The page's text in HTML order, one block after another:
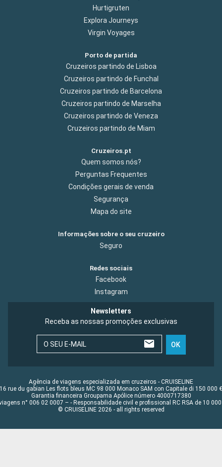
Hurtigruten
Explora Journeys
Virgin Voyages
Porto de partida
Cruzeiros partindo de Lisboa
Cruzeiros partindo de Funchal
Cruzeiros partindo de Barcelona
Cruzeiros partindo de Marselha
Cruzeiros partindo de Veneza
Cruzeiros partindo de Miam
Cruzeiros.pt
Quem somos nós?
Perguntas Frequentes
Condições gerais de venda
Segurança
Mapa do site
Informações sobre o seu cruzeiro
Seguro
Redes sociais
Facebook
Instagram
Newsletters
Receba as nossas promoções exclusivas
O SEU E-MAIL OK
Agência de viagens especializada em cruzeiros - CRUISELINE
16 rue du gabian Les flots bleus MC 98 000 Monaco SAM con Capitale di 150 000 €
Garantia financeira Groupama Apólice número 4000717380
n° 006 02 0007 – - Responsabilidade civil e profissional RC RSA de 10 000
© CRUISELINE 2026 - all rights reserved